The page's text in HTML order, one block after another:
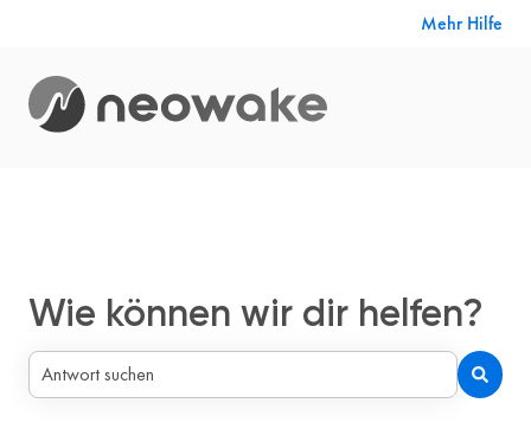
Mehr Hilfe
Wie können wir dir helfen?